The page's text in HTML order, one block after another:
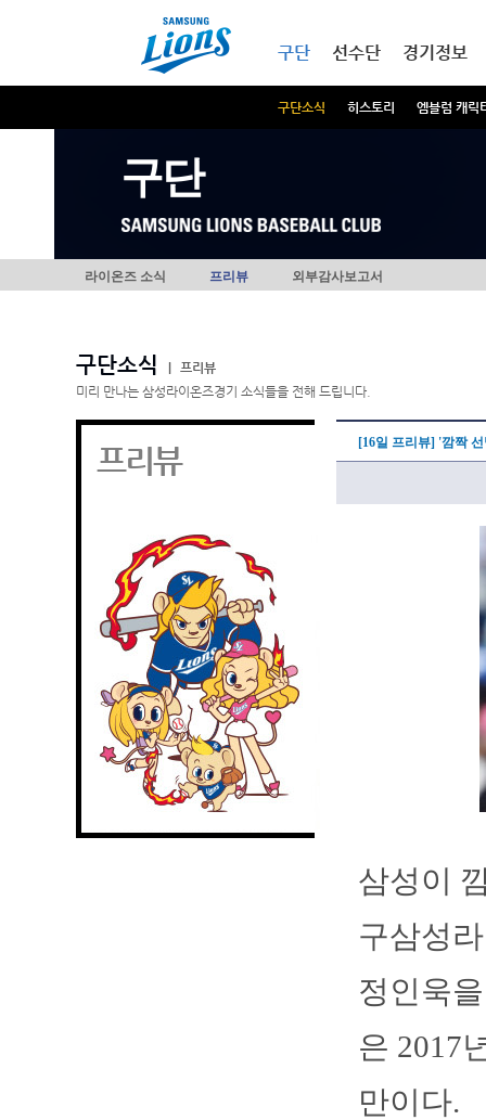
구단
구단소식 히스토리 엠블럼 캐릭
선수단 경기정보
구단
라이온즈 소식 프리뷰 외부감사보고서
구단소식
프리뷰
미리 만나는 삼성라이온즈경기 소식들을 전해 드립니다.
프리뷰 [16일 프리뷰] '깜짝
삼성이
구삼성
정인욱
은 2017
만이다.